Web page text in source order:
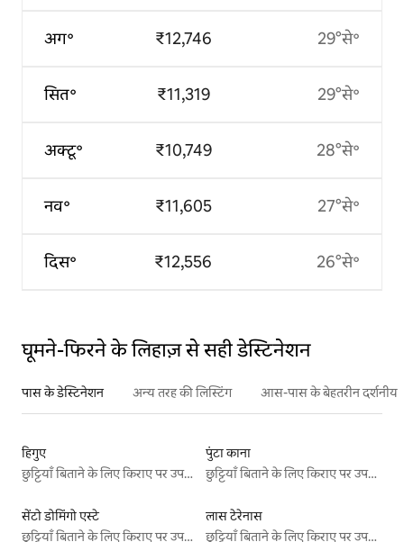
अग॰
सित॰
अक्टू॰
नव॰
दिस॰
₹12,746
₹11,319
₹10,749
₹11,605
₹12,556
29°से॰
29°से॰
28°से॰
27°से॰
26°से॰
घूमने-फिरने के लिहाज़ से सही डेस्टिनेशन
पास के डेस्टिनेशन अन्य तरह की लिस्टिंग आस-पास के बेहतरीन दर्शनीय
हिगुए
छुट्टियाँ बिताने के लिए किराए पर उपलब्ध जगहें
पुंटा काना
छुट्टियाँ बिताने के लिए किराए पर उपलब्ध जगहें
सेंटो डोमिंगो एस्टे
छुट्टियाँ बिताने के लिए किराए पर उपलब्ध जगहें
लास टेरेनास
छुट्टियाँ बिताने के लिए किराए पर उपलब्ध जगहें